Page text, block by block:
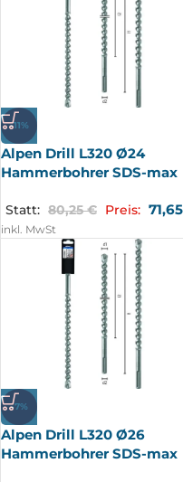
-11%
Alpen Drill L320 Ø24
Hammerbohrer SDS-max
Statt: 80,25€ Preis: 71,65
inkl. MwSt
-7%
Alpen Drill L320 Ø26
Hammerbohrer SDS-max